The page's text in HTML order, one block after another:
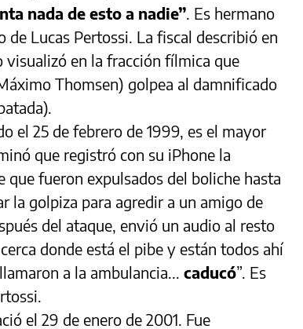
nada de esto a nadie”. Es hermano
de Lucas Pertossi. La fiscal describió en
visualizó en la fracción fílmica que
Thomsen) golpea al damnificado
el 25 de febrero de 1999, es el mayor
que registró con su iPhone la
que fueron expulsados del boliche hasta
la golpiza para agredir a un amigo de
del ataque, envió un audio al resto
donde está el pibe y están todos ahí
a la ambulancia... caducó”. Es
el 29 de enero de 2001. Fue